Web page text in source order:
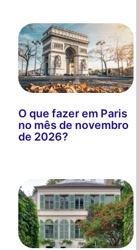
O que fazer em Paris
no mês de novembro
de 2026?